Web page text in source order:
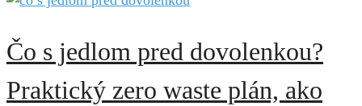
Čo s jedlom pred dovolenkou?
Praktický zero waste plán, ako